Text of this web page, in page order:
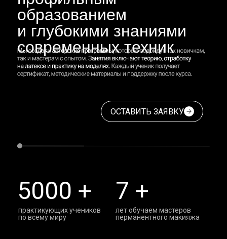
образованием
и глубокими знаниями
современных техник
5000 +
практикующих учеников
по всему миру
7 +
лет обучаем мастеров
перманентного макияжа
ОСТАВИТЬ ЗАЯВКУ